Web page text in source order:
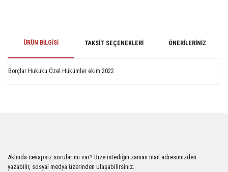
ÜRÜN BILGISI TAKSIT SEÇENEKLERI ÖNERILERINIZ
Borçlar Hukuku Özel Hükümler ekim 2022
Ürün açıklamasında eksik bilgiler bulunuyor.
Aklında cevapsız sorular mı var? Bize istediğin zaman mail adresimizden
yazabilir, sosyal medya üzerinden ulaşabilirsiniz.